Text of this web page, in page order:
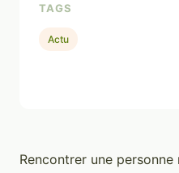
Rencontrer une
TAGS
Actu